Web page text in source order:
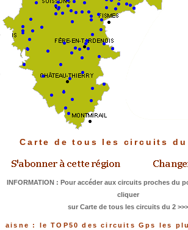
Carte de tous les circuits du
INFORMATION : Pour accéder aux circuits proches du
cliquer
sur Carte de tous les circuits du 2 >>>
aisne : le TOP50 des circuits Gps les